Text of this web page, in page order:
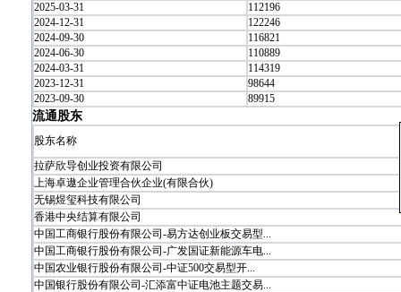
2025-03-31
112196
2024-12-31
122246
2024-09-30
116821
2024-06-30
110889
2024-03-31
114319
2023-12-31
98644
2023-09-30
89915
流通股东
股东名称
拉萨欣导创业投资有限公司
上海卓遨企业管理合伙企业(有限合伙)
无锡煜玺科技有限公司
香港中央结算有限公司
中国工商银行股份有限公司-易方达创业板交易型...
中国工商银行股份有限公司-广发国证新能源车电...
中国农业银行股份有限公司-中证500交易型开...
中国银行股份有限公司-汇添富中证电池主题交易...